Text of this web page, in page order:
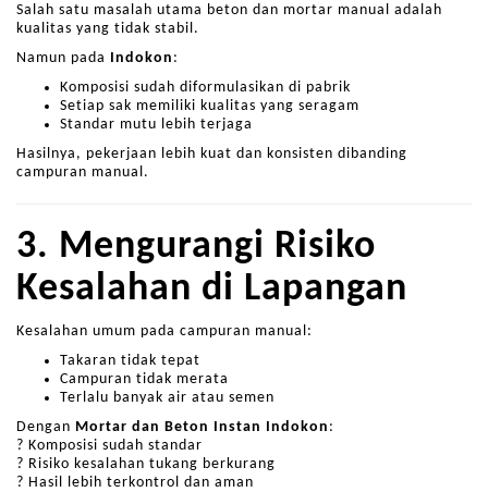
Salah satu masalah utama beton dan mortar manual adalah
kualitas yang tidak stabil.
Namun pada Indokon :
Komposisi sudah diformulasikan di pabrik
Setiap sak memiliki kualitas yang seragam
Standar mutu lebih terjaga
Hasilnya, pekerjaan lebih kuat dan konsisten dibanding
campuran manual.
3. Mengurangi Risiko
Kesalahan di Lapangan
Kesalahan umum pada campuran manual:
Takaran tidak tepat
Campuran tidak merata
Terlalu banyak air atau semen
Dengan Mortar dan Beton Instan Indokon :
? Komposisi sudah standar
? Risiko kesalahan tukang berkurang
? Hasil lebih terkontrol dan aman